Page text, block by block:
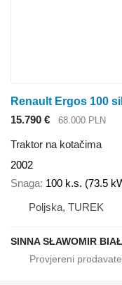
Renault Ergos 100
15.790 €
68.000 PLN
Traktor na kotačima
2002
Snaga 100 k.s. (73.5
Poljska, TUREK
SINNA SŁAWOMIR